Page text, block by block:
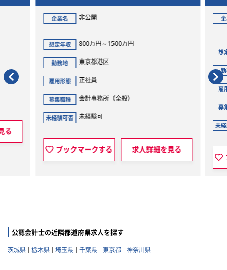
企業名 非公開
想定年収 800万円～1500万円
勤務地 東京都港区
雇用形態 正社員
募集職種 会計事務所（全般）
未経験可否 未経験可
ブックマークする 求人詳細を見る
企
想
勤
雇
募
未経
公認会計士の近隣都道府県求人を探す
茨城県 栃木県 埼玉県 千葉県 東京都 神奈川県